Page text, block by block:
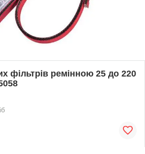
фільтрів ремінною 25 до 220